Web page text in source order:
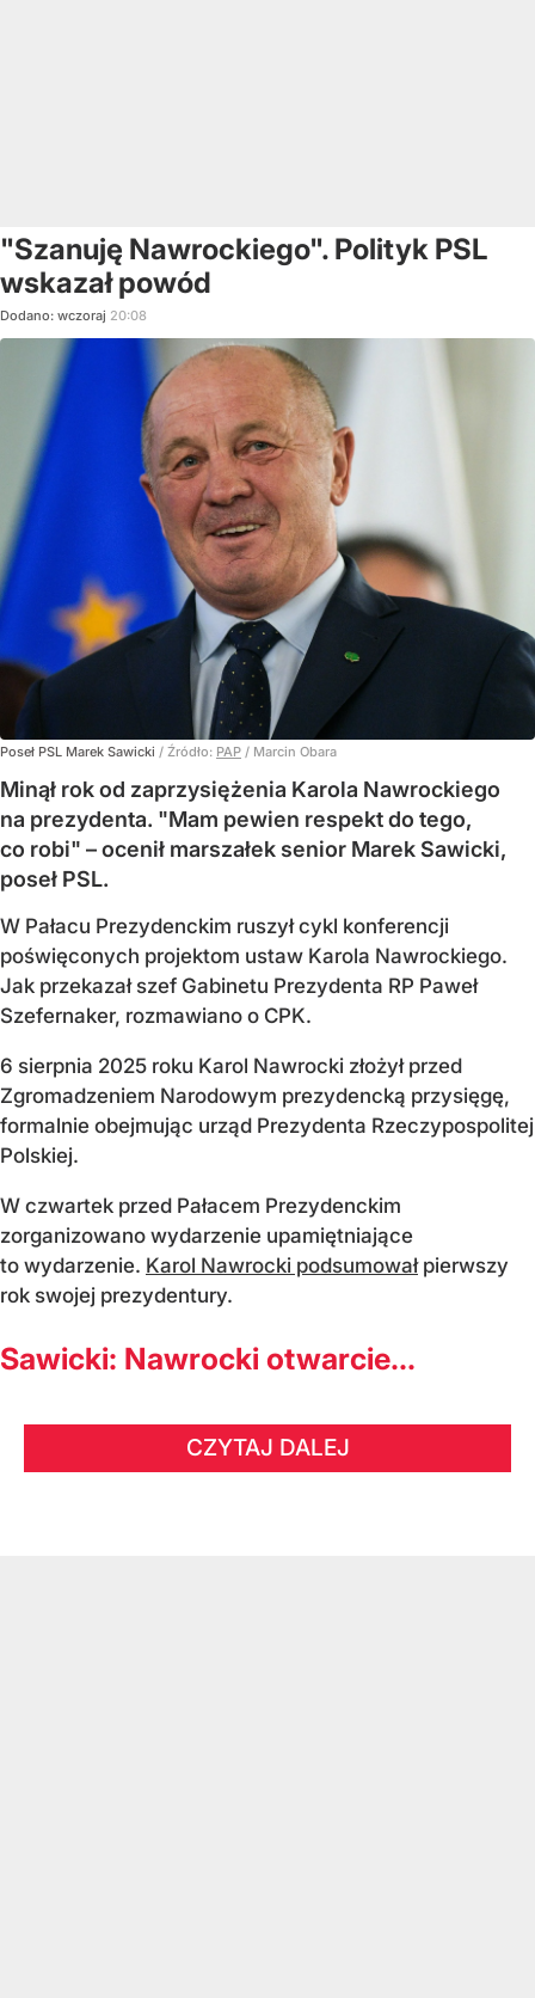
"Szanuję Nawrockiego". Polityk PSL
wskazał powód
Dodano: wczoraj 20:08
Poseł PSL Marek Sawicki / Źródło: PAP / Marcin Obara
Minął rok od zaprzysiężenia Karola Nawrockiego
na prezydenta. "Mam pewien respekt do tego,
co robi" – ocenił marszałek senior Marek Sawicki,
poseł PSL.
W Pałacu Prezydenckim ruszył cykl konferencji
poświęconych projektom ustaw Karola Nawrockiego.
Jak przekazał szef Gabinetu Prezydenta RP Paweł
Szefernaker, rozmawiano o CPK.
6 sierpnia 2025 roku Karol Nawrocki złożył przed
Zgromadzeniem Narodowym prezydencką przysięgę,
formalnie obejmując urząd Prezydenta Rzeczypospolitej
Polskiej.
W czwartek przed Pałacem Prezydenckim
zorganizowano wydarzenie upamiętniające
to wydarzenie. Karol Nawrocki podsumowałpierwszy
rok swojej prezydentury.
Sawicki: Nawrocki otwarcie...
CZYTAJ DALEJ